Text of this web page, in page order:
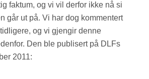
faktum, og vi vil derfor ikke nå si
går ut på. Vi har dog kommentert
og vi gjengir denne
Den ble publisert på DLFs
2011: